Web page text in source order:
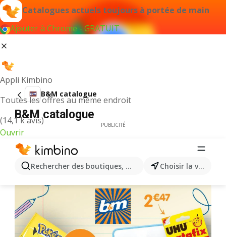
Catalogues actuels toujours à portée de main
Ajouter à Chrome - GRATUIT
Appli Kimbino
Toutes les offres au même endroit
(14,1 k avis)
Ouvrir
Rechercher des boutiques, des catégories, des Choisir la ville
B&M catalogue
B&M catalogue
PUBLICITÉ